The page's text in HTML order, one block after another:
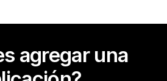
agregar una